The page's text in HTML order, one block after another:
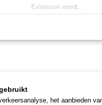
Extension wordt…
het aanbieden